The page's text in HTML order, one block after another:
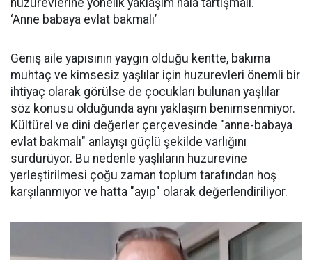
huzurevlerine yönelik yaklaşım hala tartışmalı.
‘Anne babaya evlat bakmalı’
Geniş aile yapısının yaygın olduğu kentte, bakıma
muhtaç ve kimsesiz yaşlılar için huzurevleri önemli bir
ihtiyaç olarak görülse de çocukları bulunan yaşlılar
söz konusu olduğunda aynı yaklaşım benimsenmiyor.
Kültürel ve dini değerler çerçevesinde "anne-babaya
evlat bakmalı" anlayışı güçlü şekilde varlığını
sürdürüyor. Bu nedenle yaşlıların huzurevine
yerleştirilmesi çoğu zaman toplum tarafından hoş
karşılanmıyor ve hatta "ayıp" olarak değerlendiriliyor.